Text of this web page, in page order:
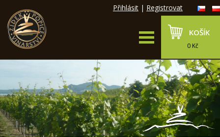
Přihlásit | Registrovat
KOŠÍK
0 Kč